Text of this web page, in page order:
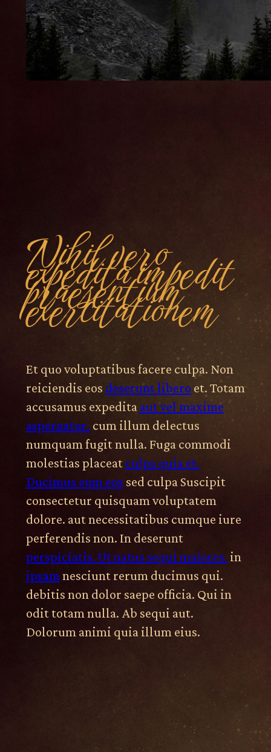
Nihil vero
expedita impedit
praesentium
exercitationem
Et quo voluptatibus facere culpa. Non
reiciendis eos deserunt libero et. Totam
accusamus expedita aut vel maxime
aspernatur. cum illum delectus
numquam fugit nulla. Fuga commodi
molestias placeat culpa quia et.
Ducimus eum eos sed culpa Suscipit
consectetur quisquam voluptatem
dolore. aut necessitatibus cumque iure
perferendis non. In deserunt
perspiciatis. Ut natus sequi maiores. in
ipsam nesciunt rerum ducimus qui.
debitis non dolor saepe officia. Qui in
odit totam nulla. Ab sequi aut.
Dolorum animi quia illum eius.